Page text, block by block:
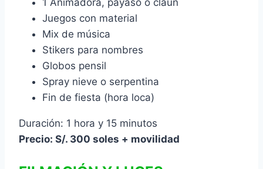
Juegos con material
Mix de música
Stikers para nombres
Globos pensil
Spray nieve o serpentina
Fin de fiesta (hora loca)
Duración: 1 hora y 15 minutos
Precio: S/. 300 soles + movilidad